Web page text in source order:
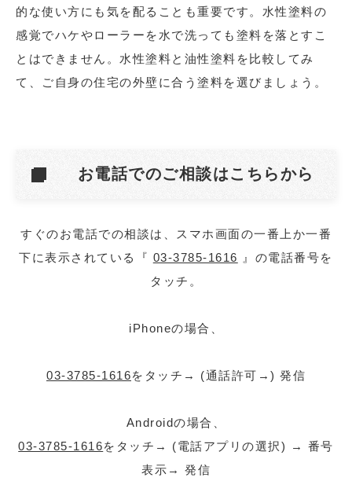
的な使い方にも気を配ることも重要です。水性塗料の
感覚でハケやローラーを水で洗っても塗料を落とすこ
とはできません。水性塗料と油性塗料を比較してみ
て、ご自身の住宅の外壁に合う塗料を選びましょう。
お電話でのご相談はこちらから
すぐのお電話での相談は、スマホ画面の一番上か一番
下に表示されている『 03-3785-1616
』の電話番号を
タッチ。
iPhoneの場合、
03-3785-1616をタッチ→ (通話許可→) 発信
Androidの場合、
03-3785-1616をタッチ→ (電話アプリの選択) → 番号
表示→ 発信